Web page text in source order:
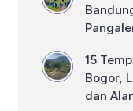
15
Bogor,
dan